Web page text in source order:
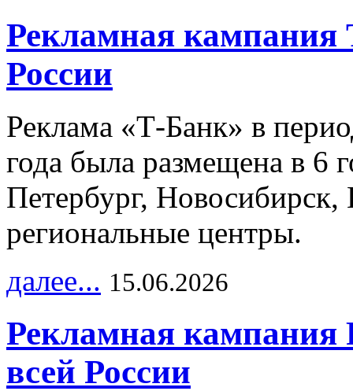
Рекламная кампания
России
Реклама «Т-Банк» в
года была размещена в 6
Петербург,
региональные центры.
далее... 15.06.2026
Рекламная
всей России